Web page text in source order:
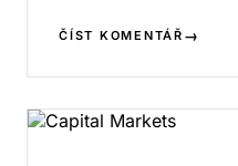
ČÍST KOMENTÁŘ →